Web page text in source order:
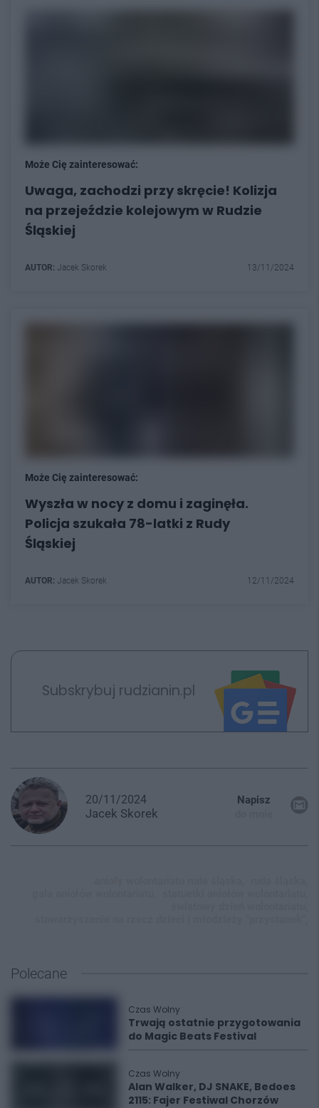
Może Cię zainteresować:
Uwaga, zachodzi przy skręcie! Kolizja
na przejeździe kolejowym w Rudzie
Śląskiej
AUTOR: Jacek Skorek 13/11/2024
Może Cię zainteresować:
Wyszła w nocy z domu i zaginęła.
Policja szukała 78-latki z Rudy
Śląskiej
AUTOR: Jacek Skorek 12/11/2024
Subskrybuj rudzianin.pl
20/11/2024
Jacek Skorek
Napisz
Polecane
Czas Wolny
Trwają ostatnie przygotowania
do Magic Beats Festival
Czas Wolny
Alan Walker, DJ SNAKE, Bedoes
2115: Fajer Festiwal Chorzów